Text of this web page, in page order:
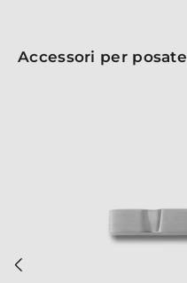
Accessori per posate